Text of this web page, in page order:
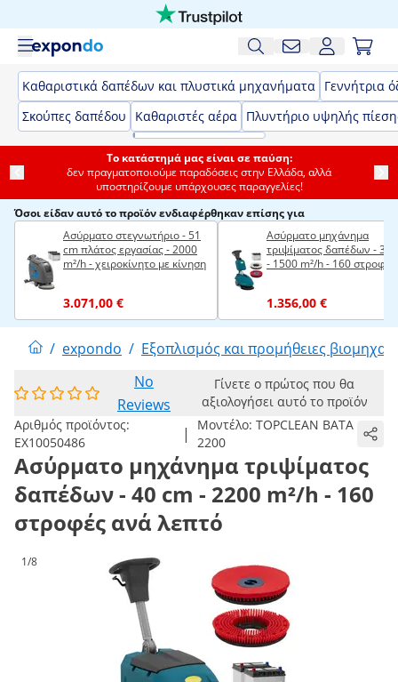
Καθαριστικά δαπέδων και πλυστικά μηχανήματα Γεννήτρια
Σκούπες δαπέδου
Καθαριστές αέρα Πλυντήριο υψηλής
Το κατάστημά μας είναι σε παύση:
δεν πραγματοποιούμε παραδόσεις στην Ελλάδα, αλλά
υποστηρίζουμε υπάρχουσες παραγγελίες!
Όσοι είδαν αυτό το προϊόν ενδιαφέρθηκαν επίσης για
Ασύρματο στεγνωτήριο - 51
cm πλάτος εργασίας - 2000
m²/h - χειροκίνητο με κίνηση
3.071,00 €
Ασύρματο μηχάνημα
τριψίματος δαπέδων - 35
- 1500 m²/h - 160 στροφές
1.356,00 €
/ expondo / Εξοπλισμός και προμήθειες
No
Reviews
Γίνετε ο πρώτος που θα
αξιολογήσει αυτό το προϊόν
Αριθμός προϊόντος:
EX10050486
| Μοντέλο:TOPCLEAN BATA
2200
Ασύρματο μηχάνημα τριψίματος
δαπέδων - 40 cm - 2200 m²/h - 160
στροφές ανά λεπτό
1/8